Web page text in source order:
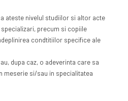
ateste nivelul studiilor si altor acte
precum si copiile
condtitiilor specifice ale
dupa caz, o adeverinta care sa
meserie si/sau in specialitatea